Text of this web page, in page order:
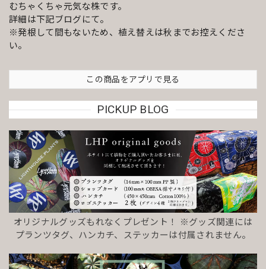
むちゃくちゃ元気な株です。
詳細は下記ブログにて。
※発根して間もないため、植え替えは秋までお控えくださ
い。
この商品をアプリで見る
PICKUP BLOG
オリジナルグッズもれなくプレゼント！ ※グッズ関連には
プランツタグ、ハンカチ、ステッカーは付属されません。